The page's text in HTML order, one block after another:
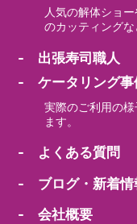
人気の解体ショ
のカッティングな
- 出張寿司職人
- ケータリング事
実際のご利用の
ます。
- よくある質問
- ブログ・新着情
- 会社概要